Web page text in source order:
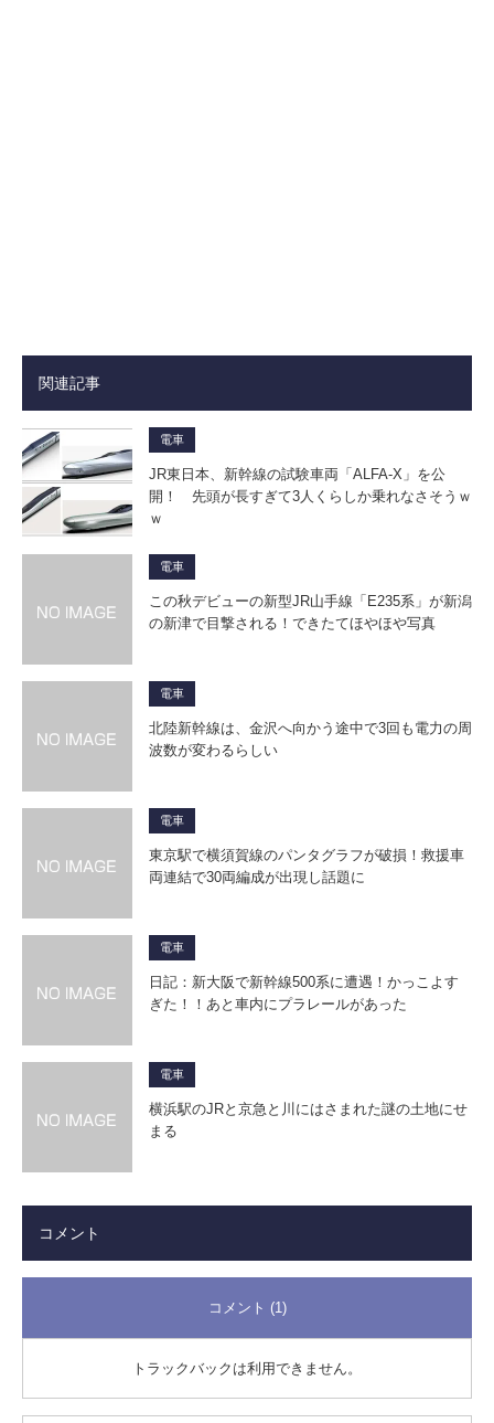
関連記事
電車
JR東日本、新幹線の試験車両「ALFA-X」を公
開！ 先頭が長すぎて3人くらしか乗れなさそうｗ
ｗ
電車
この秋デビューの新型JR山手線「E235系」が新潟
の新津で目撃される！できたてほやほや写真
電車
北陸新幹線は、金沢へ向かう途中で3回も電力の周
波数が変わるらしい
電車
東京駅で横須賀線のパンタグラフが破損！救援車
両連結で30両編成が出現し話題に
電車
日記：新大阪で新幹線500系に遭遇！かっこよす
ぎた！！あと車内にプラレールがあった
電車
横浜駅のJRと京急と川にはさまれた謎の土地にせ
まる
コメント
コメント (1)
トラックバックは利用できません。